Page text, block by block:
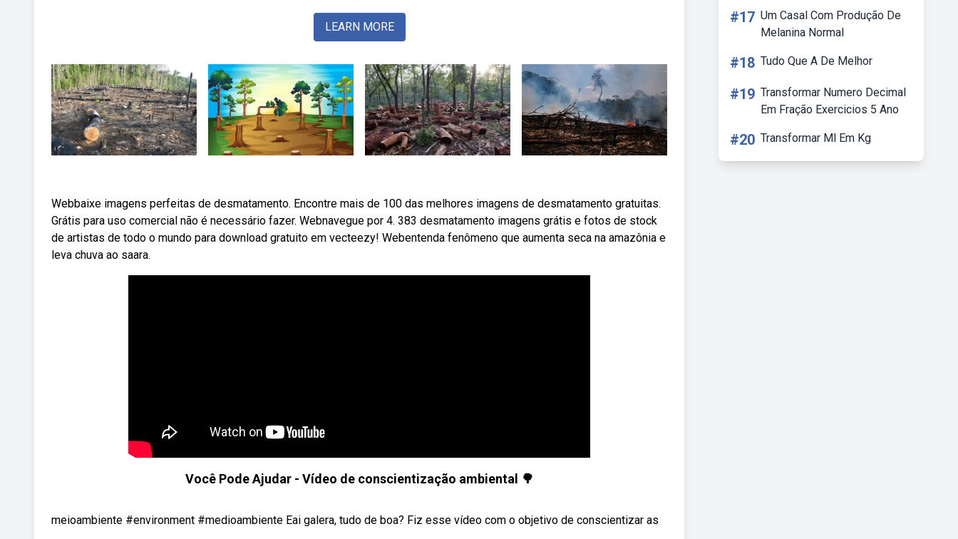
LEARN MORE
Webbaixe imagens perfeitas de desmatamento. Encontre mais de 100 das melhores imagens de desmatamento gratuitas.
Grátis para uso comercial não é necessário fazer. Webnavegue por 4. 383 desmatamento imagens grátis e fotos de stock
de artistas de todo o mundo para download gratuito em vecteezy! Webentenda fenômeno que aumenta seca na amazônia e
leva chuva ao saara.
Você Pode Ajudar - Vídeo de conscientização ambiental 🌳
meioambiente #environment #medioambiente Eai galera, tudo de boa? Fiz esse vídeo com o objetivo de conscientizar as
#17 Um Casal Com Produção De
Melanina Normal
#18 Tudo Que A De Melhor
#19 Transformar Numero Decimal
Em Fração Exercicios 5 Ano
#20 Transformar Ml Em Kg